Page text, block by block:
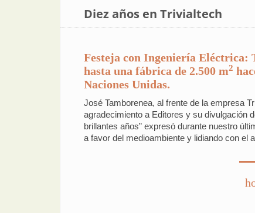
Diez años en Trivialtech
Festeja con Ingeniería Eléctrica:
hasta una fábrica de 2.500 m2
Naciones Unidas.
José Tamborenea, al frente de la empresa
agradecimiento a Editores y su divulgación
brillantes años” expresó durante nuestro
a favor del medioambiente y lidiando con el